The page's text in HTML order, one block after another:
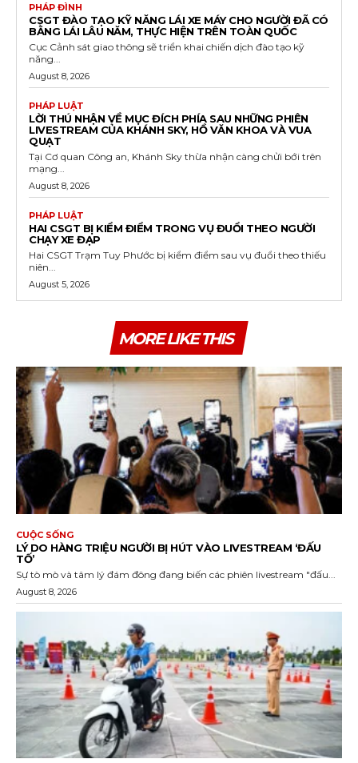
PHÁP ĐÌNH
CSGT ĐÀO TẠO KỸ NĂNG LÁI XE MÁY CHO NGƯỜI ĐÃ CÓ
BẰNG LÁI LÂU NĂM, THỰC HIỆN TRÊN TOÀN QUỐC
Cục Cảnh sát giao thông sẽ triển khai chiến dịch đào tạo kỹ
năng...
August 8, 2026
PHÁP LUẬT
LỜI THÚ NHẬN VỀ MỤC ĐÍCH PHÍA SAU NHỮNG PHIÊN
LIVESTREAM CỦA KHÁNH SKY, HỒ VĂN KHOA VÀ VUA
QUẠT
Tại Cơ quan Công an, Khánh Sky thừa nhận càng chửi bới trên
mạng...
August 8, 2026
PHÁP LUẬT
HAI CSGT BỊ KIỂM ĐIỂM TRONG VỤ ĐUỔI THEO NGƯỜI
CHẠY XE ĐẠP
Hai CSGT Trạm Tuy Phước bị kiểm điểm sau vụ đuổi theo thiếu
niên...
August 5, 2026
MORE LIKE THIS
CUỘC SỐNG
LÝ DO HÀNG TRIỆU NGƯỜI BỊ HÚT VÀO LIVESTREAM ‘ĐẤU
TỐ’
Sự tò mò và tâm lý đám đông đang biến các phiên livestream "đấu...
August 8, 2026